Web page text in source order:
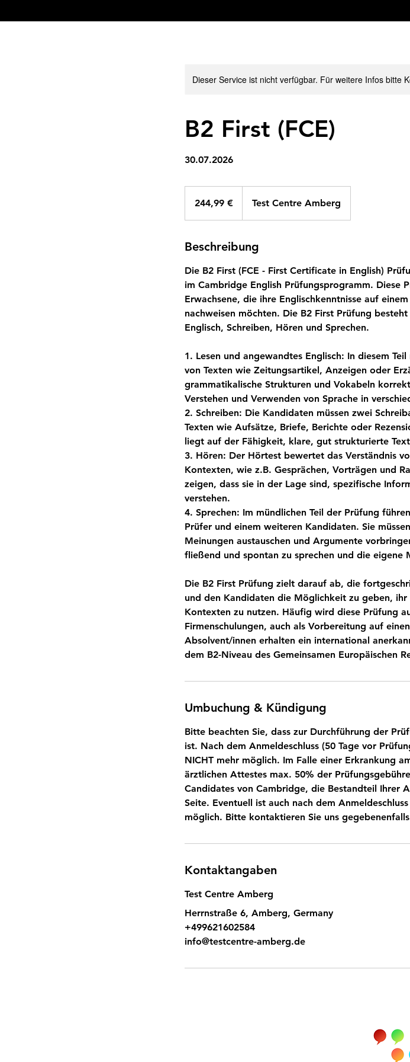
Dieser Service ist nicht verfügbar. Für weitere Infos bitte
B2 First (FCE)
30.07.2026
244,99 € Test Centre Amberg
Beschreibung
Die B2 First (FCE - First Certificate in English)
im Cambridge English Prüfungsprogramm. Diese
Erwachsene, die ihre Englischkenntnisse auf
nachweisen möchten. Die B2 First Prüfung
Englisch, Schreiben, Hören und Sprechen.
1. Lesen und angewandtes Englisch: In diesem
von Texten wie Zeitungsartikel, Anzeigen oder
grammatikalische Strukturen und Vokabeln
Verstehen und Verwenden von Sprache in
2. Schreiben: Die Kandidaten müssen zwei
Texten wie Aufsätze, Briefe, Berichte oder
liegt auf der Fähigkeit, klare, gut strukturierte
3. Hören: Der Hörtest bewertet das Verständnis
Kontexten, wie z.B. Gesprächen, Vorträgen und
zeigen, dass sie in der Lage sind, spezifische
verstehen.
4. Sprechen: Im mündlichen Teil der Prüfung
Prüfer und einem weiteren Kandidaten. Sie
Meinungen austauschen und Argumente
fließend und spontan zu sprechen und die eigene
Die B2 First Prüfung zielt darauf ab, die
und den Kandidaten die Möglichkeit zu geben,
Kontexten zu nutzen. Häufig wird diese Prüfung
Firmenschulungen, auch als Vorbereitung auf
Absolvent/innen erhalten ein international
dem B2-Niveau des Gemeinsamen Europäischen
Umbuchung & Kündigung
Bitte beachten Sie, dass zur Durchführung der
ist. Nach dem Anmeldeschluss (50 Tage vor
NICHT mehr möglich. Im Falle einer Erkrankung
ärztlichen Attestes max. 50% der
Candidates von Cambridge, die Bestandteil Ihrer
Seite. Eventuell ist auch nach dem
möglich. Bitte kontaktieren Sie uns
Kontaktangaben
Test Centre Amberg
Herrnstraße 6, Amberg, Germany
+499621602584
info@testcentre-amberg.de